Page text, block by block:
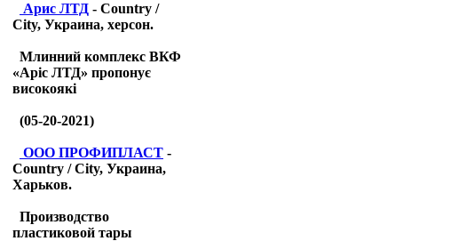
Арис ЛТД - Country /
City, Украина, херсон.
Млинний комплекс ВКФ
«Аріс ЛТД» пропонує
високоякі
(05-20-2021)
ООО ПРОФИПЛАСТ -
Country / City, Украина,
Харьков.
Производство
пластиковой тары